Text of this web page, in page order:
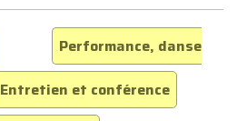
Performance, danse
Entretien et conférence